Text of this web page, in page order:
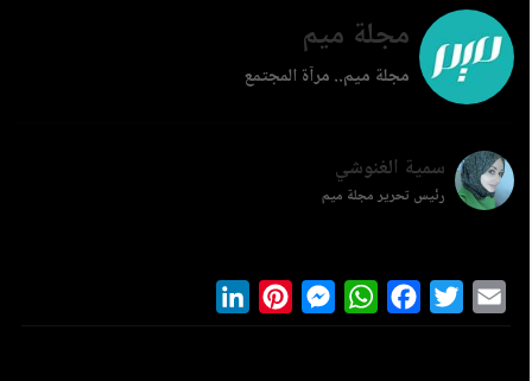
مجلة ميم
مجلة ميم.. مرآة المجتمع
سمية الغنوشي
رئيس تحرير مجلة ميم
LinkedInPinterestMessengerWhatsAppFacebook
Twitter